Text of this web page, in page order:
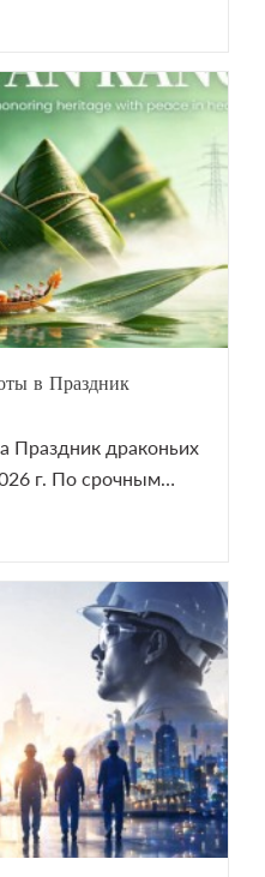
в Праздник
Праздник драконьих
г. По срочным